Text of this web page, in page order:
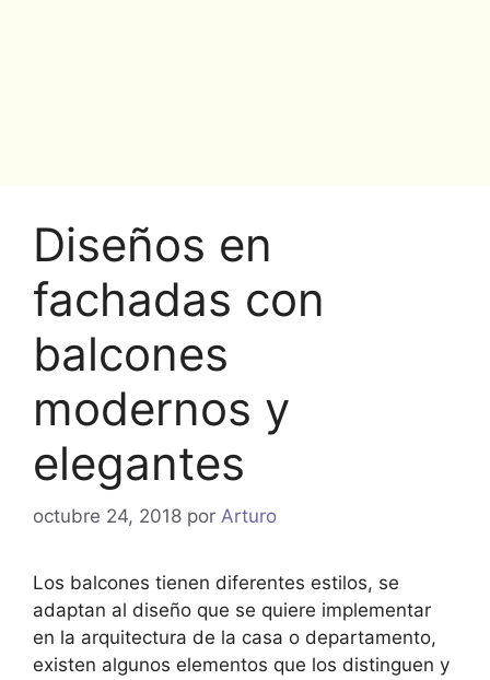
Diseños en
fachadas con
balcones
modernos y
elegantes
octubre 24, 2018 por Arturo
Los balcones tienen diferentes estilos, se
adaptan al diseño que se quiere implementar
en la arquitectura de la casa o departamento,
existen algunos elementos que los distinguen y